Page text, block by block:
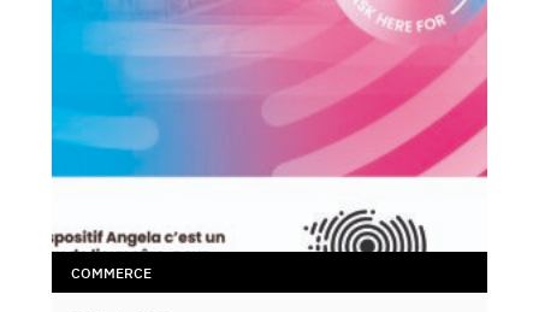
COMMERCE